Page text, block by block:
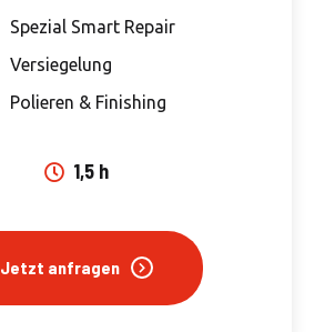
Spezial Smart Repair
Versiegelung
Polieren & Finishing
1,5 h
Jetzt anfragen